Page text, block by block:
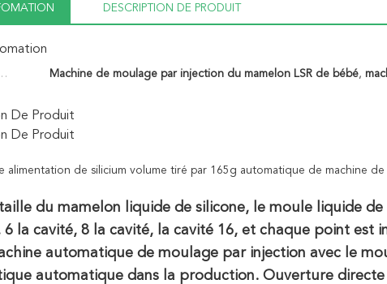
DESCRIPTION DE PRODUIT
Machine de moulage par injection du mamelon LSR de bébé,
De Produit
De Produit
alimentation de silicium volume tiré par 165g automatique de machine
du mamelon liquide de silicone, le moule liquide
6 la cavité, 8 la cavité, la cavité 16, et chaque point est
automatique de moulage par injection avec le
automatique dans la production. Ouverture